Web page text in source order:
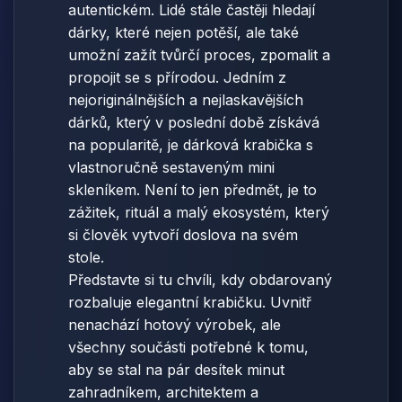
autentickém. Lidé stále častěji hledají
dárky, které nejen potěší, ale také
umožní zažít tvůrčí proces, zpomalit a
propojit se s přírodou. Jedním z
nejoriginálnějších a nejlaskavějších
dárků, který v poslední době získává
na popularitě, je dárková krabička s
vlastnoručně sestaveným mini
skleníkem. Není to jen předmět, je to
zážitek, rituál a malý ekosystém, který
si člověk vytvoří doslova na svém
stole.
Představte si tu chvíli, kdy obdarovaný
rozbaluje elegantní krabičku. Uvnitř
nenachází hotový výrobek, ale
všechny součásti potřebné k tomu,
aby se stal na pár desítek minut
zahradníkem, architektem a